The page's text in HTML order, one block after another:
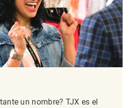
un nombre? TJX es el